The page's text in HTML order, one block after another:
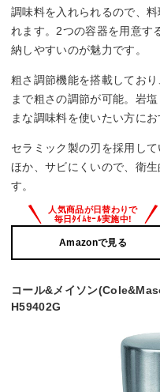
調味料を入れられるので、
れます。2つの容器を用意す
納しやすいのが魅力です。
粗さ調節機能を搭載してお
まで粗さの調節が可能。岩
まな調味料を使いたい方にお
セラミック製の刃を採用し
ほか、サビにくいので、衛
す。
Amazonで見る
コール&メイソン
H59402G